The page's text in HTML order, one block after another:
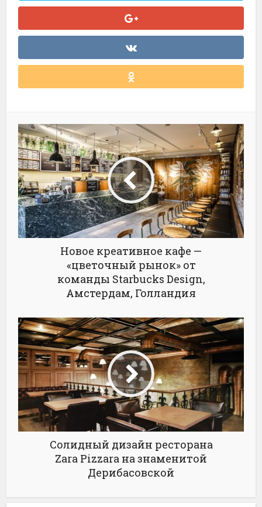
Новое креативное кафе —
«цветочный рынок» от
команды Starbucks Design,
Амстердам, Голландия
Солидный дизайн ресторана
Zara Pizzara на знаменитой
Дерибасовской